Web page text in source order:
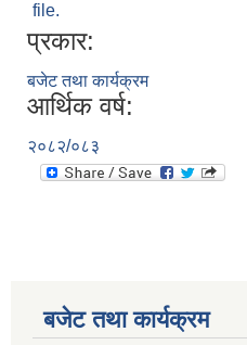
file.
प्रकार:
बजेट तथा कार्यक्रम
आर्थिक वर्ष:
२०८२/०८३
बजेट तथा कार्यक्रम